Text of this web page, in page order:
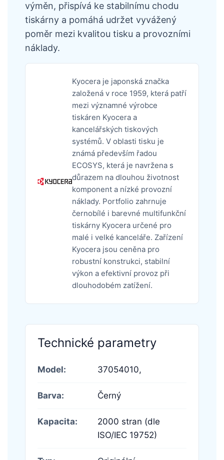
výměn, přispívá ke stabilnímu chodu
tiskárny a pomáhá udržet vyvážený
poměr mezi kvalitou tisku a provozními
náklady.
Kyocera je japonská značka
založená v roce 1959, která patří
mezi významné výrobce
tiskáren Kyocera a
kancelářských tiskových
systémů. V oblasti tisku je
známá především řadou
ECOSYS, která je navržena s
důrazem na dlouhou životnost
komponent a nízké provozní
náklady. Portfolio zahrnuje
černobílé i barevné multifunkční
tiskárny Kyocera určené pro
malé i velké kanceláře. Zařízení
Kyocera jsou ceněna pro
robustní konstrukci, stabilní
výkon a efektivní provoz při
dlouhodobém zatížení.
Technické parametry
Model: 37054010,
Barva: Černý
Kapacita:
2000 stran (dle
ISO/IEC 19752)